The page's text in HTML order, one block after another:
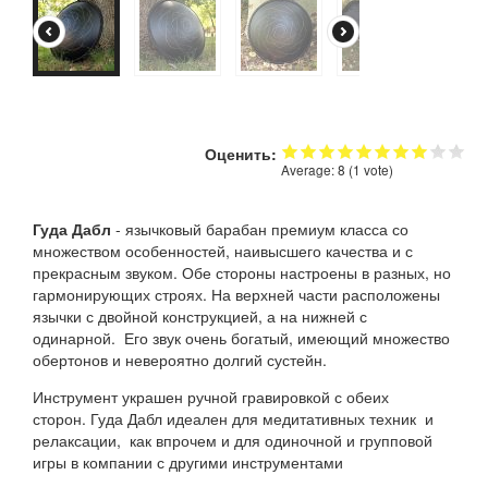
Оценить:
Average:8 (1 vote)
Гуда Дабл - язычковый барабан премиум класса со
множеством особенностей, наивысшего качества и с
прекрасным звуком. Обе стороны настроены в разных, но
гармонирующих строях. На верхней части расположены
язычки с двойной конструкцией, а на нижней с
одинарной. Его звук очень богатый, имеющий множество
обертонов и невероятно долгий сустейн.
Инструмент украшен ручной гравировкой с обеих
сторон. Гуда Дабл идеален для медитативных техник и
релаксации, как впрочем и для одиночной и групповой
игры в компании с другими инструментами